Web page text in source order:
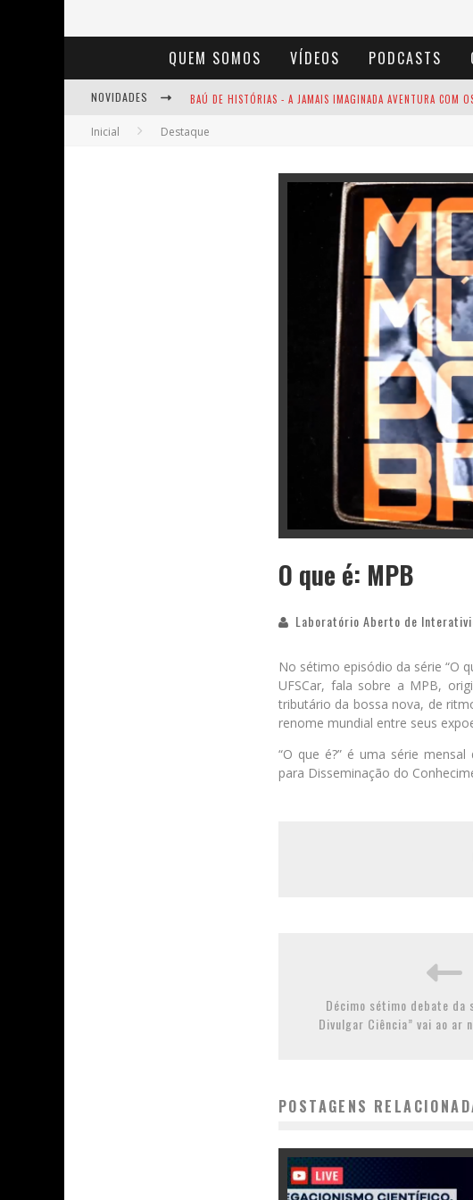
QUEM SOMOS VÍDEOS PODCASTS
NOVIDADES BAÚ DE HISTÓRIAS - A JAMAIS IMAGINADA AVENTURA COM
ENTS: A VOZ DAS FLORESTAS
NOTÁVEIS: BERTHA LUTZ
Inicial Destaque
O que é: MPB
Laboratório Aberto de
No sétimo episódio da série “O
UFSCar, fala sobre a MPB,
tributário da bossa nova, de
renome mundial entre seus
“O que é?” é uma série
para Disseminação do
Décimo sétimo debate da
Divulgar Ciência” vai ao
POSTAGENS